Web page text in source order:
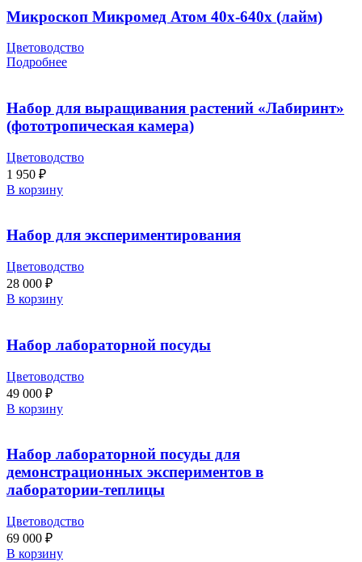
Микроскоп Микромед Атом 40x-640x (лайм)
Цветоводство
Подробнее
Набор для выращивания растений «Лабиринт»
(фототропическая камера)
Цветоводство
1 950 ₽
В корзину
Набор для экспериментирования
Цветоводство
28 000 ₽
В корзину
Набор лабораторной посуды
Цветоводство
49 000 ₽
В корзину
Набор лабораторной посуды для
демонстрационных экспериментов в
лаборатории-теплицы
Цветоводство
69 000 ₽
В корзину